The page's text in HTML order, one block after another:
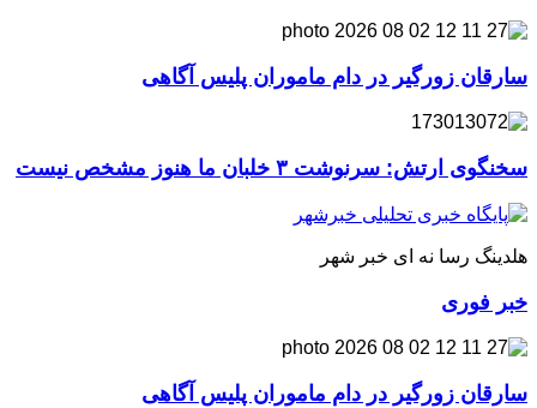
سارقان زورگیر در دام ماموران پلیس آگاهی
سخنگوی ارتش: سرنوشت ۳ خلبان ما هنوز مشخص نیست
هلدینگ رسا نه ای خبر شهر
خبر فوری
سارقان زورگیر در دام ماموران پلیس آگاهی